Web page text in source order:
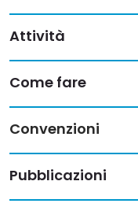
Attività
Come fare
Convenzioni
Pubblicazioni